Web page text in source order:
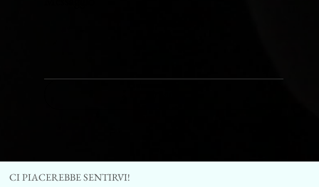
CI PIACEREBBE SENTIRVI!